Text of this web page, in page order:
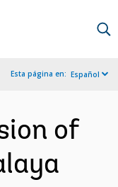
Esta página en: Español
of